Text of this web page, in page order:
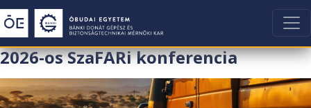
2026-os SzaFARi konferencia